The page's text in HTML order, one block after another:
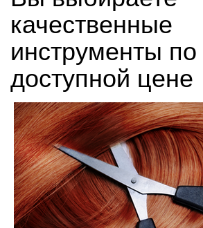
качественные
инструменты по
доступной цене